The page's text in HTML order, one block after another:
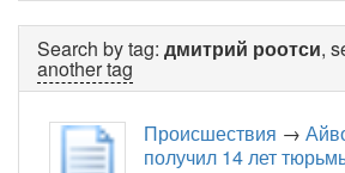
Search by tag: дмитрий роотси,
another tag
Происшествия →
получил 14 лет